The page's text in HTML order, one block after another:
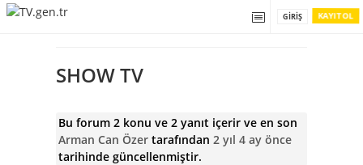
KAYIT OL
GIRIŞ
SHOW TV
Bu forum 2 konu ve 2 yanıt içerir ve en son
Arman Can Özer tarafından2 yıl 4 ay önce
tarihinde güncellenmiştir.